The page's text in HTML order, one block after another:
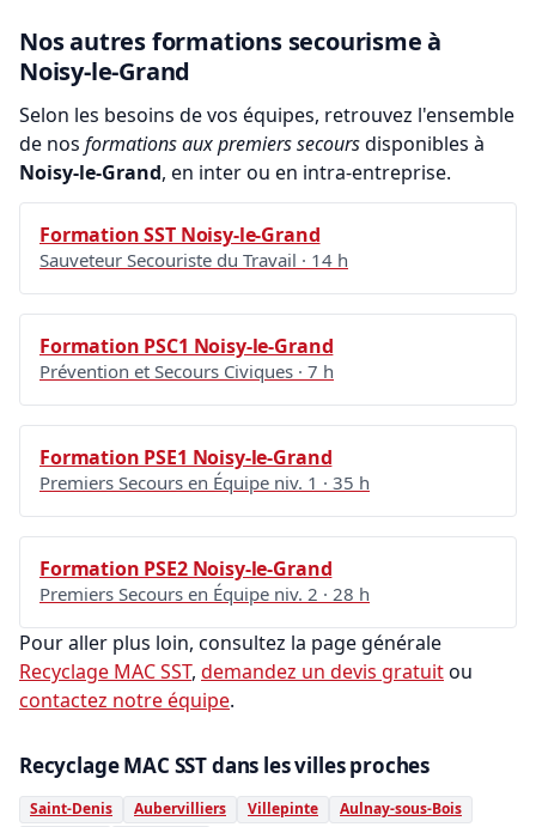
Nos autres formations secourisme à
Noisy-le-Grand
Selon les besoins de vos équipes, retrouvez l'ensemble
de nos formations aux premiers secoursdisponibles à
Noisy-le-Grand, en inter ou en intra-entreprise.
Formation SST Noisy-le-Grand
Sauveteur Secouriste du Travail · 14 h
Formation PSC1 Noisy-le-Grand
Prévention et Secours Civiques · 7 h
Formation PSE1 Noisy-le-Grand
Premiers Secours en Équipe niv. 1 · 35 h
Formation PSE2 Noisy-le-Grand
Premiers Secours en Équipe niv. 2 · 28 h
Pour aller plus loin, consultez la page générale
Recyclage MAC SST, demandez un devis gratuitou
contactez notre équipe.
Recyclage MAC SST dans les villes proches
Saint-Denis Aubervilliers Villepinte
Aulnay-sous-Bois